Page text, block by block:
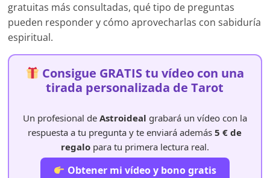
gratuitas más consultadas, qué tipo de preguntas
pueden responder y cómo aprovecharlas con sabiduría
espiritual.
Consigue GRATIS tu vídeo con una
tirada personalizada de Tarot
Un profesional de Astroideal grabará un vídeo con la
respuesta a tu pregunta y te enviará además5 € de
regalopara tu primera lectura real.
Obtener mi vídeo y bono gratis